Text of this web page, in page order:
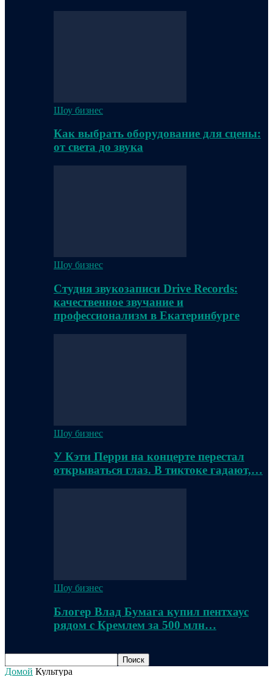
Шоу бизнес
Как выбрать оборудование для сцены:
от света до звука
Шоу бизнес
Студия звукозаписи Drive Records:
качественное звучание и
профессионализм в Екатеринбурге
Шоу бизнес
У Кэти Перри на концерте перестал
открываться глаз. В тиктоке гадают,…
Шоу бизнес
Блогер Влад Бумага купил пентхаус
рядом с Кремлем за 500 млн…
Домой Культура